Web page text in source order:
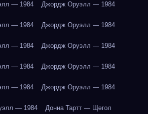
— 1984 Джордж Оруэлл — 1984
— 1984 Джордж Оруэлл — 1984
— 1984 Джордж Оруэлл — 1984
— 1984 Джордж Оруэлл — 1984
— 1984 Джордж Оруэлл — 1984
— 1984 Донна Тартт — Щегол